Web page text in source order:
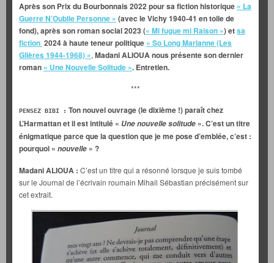
Après son Prix du Bourbonnais 2022 pour sa fiction historique « La
Guerre N’Oublie Personne » (avec le Vichy 1940-41 en toile de
fond), après son roman social 2023 (« Mi fugue mi Raison ») etsa
fiction 2024 à haute teneur politique « So Long Marianne (Les
Glières 1944-1968) », Madani ALIOUA nous présente son dernier
roman « Une Nouvelle Solitude ». Entretien.
***
PENSEZ BIBI : Ton nouvel ouvrage (le dixième !) paraît chez
L’Harmattan et il est intitulé « Une nouvelle solitude ». C’est un titre
énigmatique parce que la question que je me pose d’emblée, c’est :
pourquoi « nouvelle » ?
Madani ALIOUA : C’est un titre qui a résonné lorsque je suis tombé
sur le Journal de l’écrivain roumain Mihail Sébastian précisément sur
cet extrait.